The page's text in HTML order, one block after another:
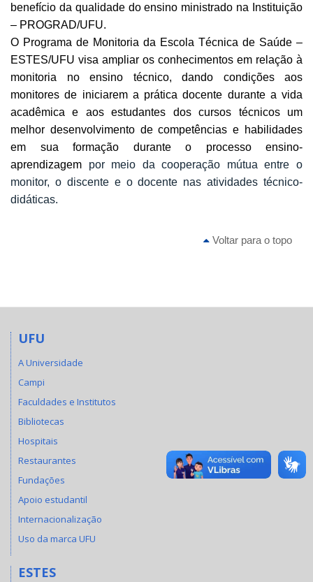
benefício da qualidade do ensino ministrado na Instituição
– PROGRAD/UFU.
O Programa de Monitoria da Escola Técnica de Saúde –
ESTES/UFU visa ampliar os conhecimentos em relação à
monitoria no ensino técnico, dando condições aos
monitores de iniciarem a prática docente durante a vida
acadêmica e aos estudantes dos cursos técnicos um
melhor desenvolvimento de competências e habilidades
em sua formação durante o processo ensino-
aprendizagem por meio da cooperação mútua entre o
monitor, o discente e o docente nas atividades técnico-
didáticas.
Voltar para o topo
UFU
A Universidade
Campi
Faculdades e Institutos
Bibliotecas
Hospitais
Restaurantes
Fundações
Apoio estudantil
Internacionalização
Uso da marca UFU
ESTES